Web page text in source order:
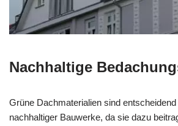
Nachhaltige
Grüne Dachmaterialien sind
nachhaltiger Bauwerke, da sie dazu